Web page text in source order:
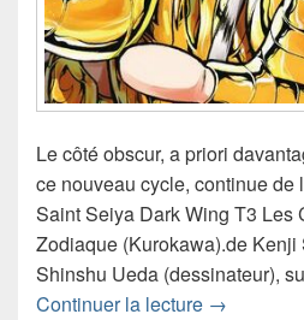
Le côté obscur, a priori
ce nouveau cycle, continue de
Saint Seiya Dark Wing T3 Les
Zodiaque (Kurokawa).de Kenji
Shinshu Ueda (dessinateur),
Continuer la lecture →